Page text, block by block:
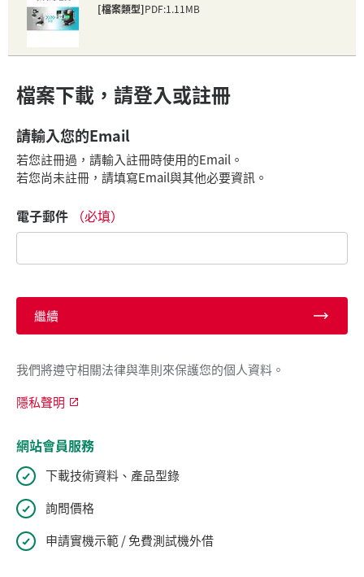
[檔案類型]PDF:1.11MB
檔案下載，請登入或註冊
請輸入您的Email
若您註冊過，請輸入註冊時使用的Email。
若您尚未註冊，請填寫Email與其他必要資訊。
電子郵件 （必填）
繼續
我們將遵守相關法律與準則來保護您的個人資料。
隱私聲明
網站會員服務
下載技術資料、產品型錄
詢問價格
申請實機示範 / 免費測試機外借